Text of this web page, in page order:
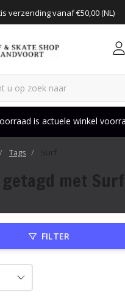
verzending vanaf €50,00 (NL)
is actuele winkel
Tags Surf
met Surf
FILTER